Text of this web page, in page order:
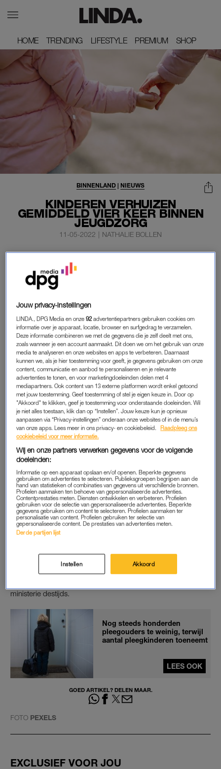
HOME
HOME TRENDING
TRENDING LIFESTYLE
LIFESTYLE PREMIUM
PREMIUM SHOP
SHOP
KINDEREN VERHUIZEN
GEMIDDELD VIER KEER BINNEN
JEUGDZORG
BINNENLAND | NIEUWS
11-05-2022 | NATHALIE BOLLEN
binnen jeugdzorg gemiddeld vier keer.
Een derde van deze kinderen hoort soms pas enkele uren of
een dag van tevoren dat zij moeten verhuizen, meldt het
KINDEREN
De stichting ondervroeg in totaal 118 in leefgroepen en
instellingen geplaatste kinderen. Naar aanleiding van de
resultaten benadrukt Het Vergeten Kind dat het ontbreken aan
vastigheid en duidelijkheid over de opgroeiplaats schadelijk is.
Kinderen die hiermee te maken krijgen doen het bijvoorbeeld
slechter op school. Daarnaast verliezen zij sneller contact met
voor hen belangrijke mensen, zoals (pleeg)familie, vrienden of
leraren. Ook wordt het vertrouwen van anderen moeilijker,
voelen zij zich sneller ongewenst, kunnen ze zich moeilijk
hechten en is er vaker sprake van gedragsproblemen.
NALATIG
De stichting voerde het onderzoek uit omdat de overheid
nalatig is geweest om zelf onderzoek te doen. Dat staat haaks
en Sport in 2019 maakte. Zij spraken toen van het inzichtelijk
maken van hoe vaak jeugdzorgkinderen worden
ministerie destijds.
Nog steeds honderden
pleegouders te weinig, terwijl
aantal pleegkinderen toeneemt
LEES OOK
GOED ARTIKEL? DELEN MAAR.
FOTO PEXELS
EXCLUSIEF VOOR JOU
Jouw privacy-instellingen
LINDA., DPG Media en onze92 advertentiepartners gebruiken cookies om
informatie over je apparaat, locatie, browser en surfgedrag te verzamelen.
Deze informatie combineren we met de gegevens die je zelf deelt met ons,
zoals wanneer je een account aanmaakt. Dit doen we om het gebruik van onze
media te analyseren en onze websites en apps te verbeteren. Daarnaast
kunnen we, als je hier toestemming voor geeft, je gegevens gebruiken om onze
content, communicatie en aanbod te personaliseren en je relevante
advertenties te tonen, en voor marketingdoeleinden delen met 4
mediapartners. Ook content van 13 externe platformen wordt enkel getoond
met jouw toestemming. Geef toestemming of stel je eigen keuze in. Door op
"Akkoord" te klikken, geef je toestemming voor onderstaande doeleinden. Wil
je niet alles toestaan, klik dan op “Instellen”. Jouw keuze kun je opnieuw
aanpassen via “Privacy-instellingen” onderaan onze websites of in de menu’s
van onze apps. Lees meer in ons privacy- en cookiebeleid.
Raadpleeg ons
cookiebeleid voor meer informatie.
Wij en onze partners verwerken gegevens voor de volgende
doeleinden:
Informatie op een apparaat opslaan en/of openen. Beperkte gegevens
gebruiken om advertenties te selecteren. Publieksgroepen begrijpen aan de
hand van statistieken of combinaties van gegevens uit verschillende bronnen.
Profielen aanmaken ten behoeve van gepersonaliseerde advertenties.
Contentprestaties meten. Diensten ontwikkelen en verbeteren. Profielen
gebruiken voor de selectie van gepersonaliseerde advertenties. Beperkte
gegevens gebruiken om content te selecteren. Profielen aanmaken ter
personalisatie van content. Profielen gebruiken ter selectie van
gepersonaliseerde content. De prestaties van advertenties meten.
Derde partijen lijst
Instellen Akkoord